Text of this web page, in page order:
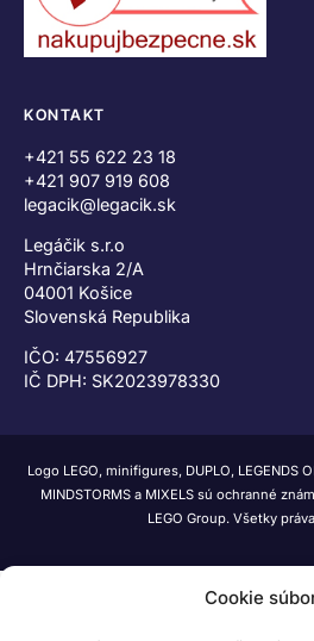
Cookie
KONTAKT
+421 55 622 23 18
+421 907 919 608
legacik@legacik.sk
Legáčik s.r.o
Hrnčiarska 2/A
04001 Košice
Slovenská Republika
IČO: 47556927
IČ DPH: SK2023978330
Logo LEGO, minifigures, DUPLO, LEGENDS
MINDSTORMS a MIXELS sú ochranné
LEGO Group. Všetky